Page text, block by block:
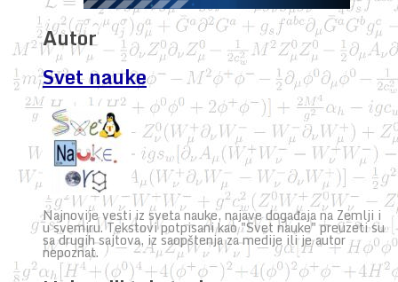
Autor
Svet nauke
Najnovije vesti iz sveta nauke, najave događaja na Zemlji i
u svemiru. Tekstovi potpisani kao "Svet nauke" preuzeti su
sa drugih sajtova, iz saopštenja za medije ili je autor
nepoznat.